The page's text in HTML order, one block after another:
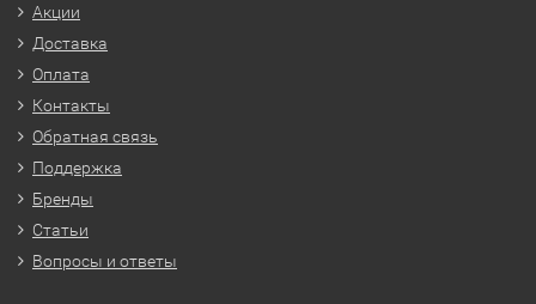
Акции
Доставка
Оплата
Контакты
Обратная связь
Поддержка
Бренды
Статьи
Вопросы и ответы